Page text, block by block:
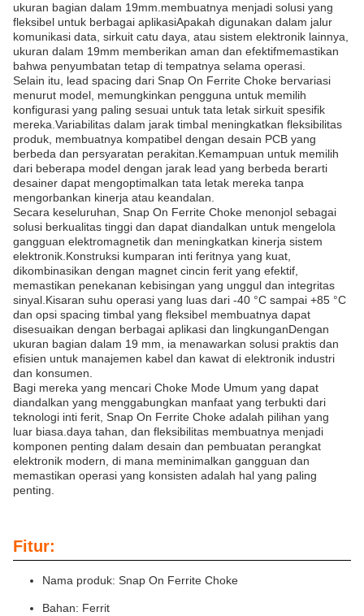
ukuran bagian dalam 19mm.membuatnya menjadi solusi yang
fleksibel untuk berbagai aplikasiApakah digunakan dalam jalur
komunikasi data, sirkuit catu daya, atau sistem elektronik lainnya,
ukuran dalam 19mm memberikan aman dan efektifmemastikan
bahwa penyumbatan tetap di tempatnya selama operasi.
Selain itu, lead spacing dari Snap On Ferrite Choke bervariasi
menurut model, memungkinkan pengguna untuk memilih
konfigurasi yang paling sesuai untuk tata letak sirkuit spesifik
mereka.Variabilitas dalam jarak timbal meningkatkan fleksibilitas
produk, membuatnya kompatibel dengan desain PCB yang
berbeda dan persyaratan perakitan.Kemampuan untuk memilih
dari beberapa model dengan jarak lead yang berbeda berarti
desainer dapat mengoptimalkan tata letak mereka tanpa
mengorbankan kinerja atau keandalan.
Secara keseluruhan, Snap On Ferrite Choke menonjol sebagai
solusi berkualitas tinggi dan dapat diandalkan untuk mengelola
gangguan elektromagnetik dan meningkatkan kinerja sistem
elektronik.Konstruksi kumparan inti feritnya yang kuat,
dikombinasikan dengan magnet cincin ferit yang efektif,
memastikan penekanan kebisingan yang unggul dan integritas
sinyal.Kisaran suhu operasi yang luas dari -40 °C sampai +85 °C
dan opsi spacing timbal yang fleksibel membuatnya dapat
disesuaikan dengan berbagai aplikasi dan lingkunganDengan
ukuran bagian dalam 19 mm, ia menawarkan solusi praktis dan
efisien untuk manajemen kabel dan kawat di elektronik industri
dan konsumen.
Bagi mereka yang mencari Choke Mode Umum yang dapat
diandalkan yang menggabungkan manfaat yang terbukti dari
teknologi inti ferit, Snap On Ferrite Choke adalah pilihan yang
luar biasa.daya tahan, dan fleksibilitas membuatnya menjadi
komponen penting dalam desain dan pembuatan perangkat
elektronik modern, di mana meminimalkan gangguan dan
memastikan operasi yang konsisten adalah hal yang paling
penting.
Fitur:
Nama produk: Snap On Ferrite Choke
Bahan: Ferrit